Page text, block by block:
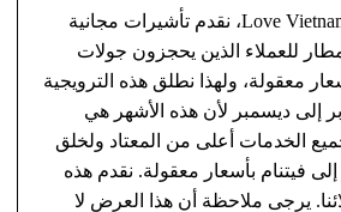
لأول مرة في تاريخ Love Vietnam، نقدم تأشيرات مجانية
للعملاء الذين يحجزون جولات
معقولة، ولهذا نطلق هذه الترويجية
إلى ديسمبر لأن هذه الأشهر هي
الخدمات أعلى من المعتاد ولخلق
فيتنام بأسعار معقولة. نقدم هذه
يرجى ملاحظة أن هذا العرض لا